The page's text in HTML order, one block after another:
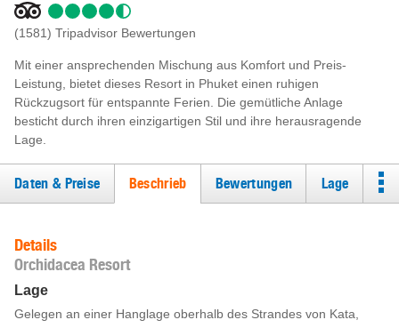
(1581) Tripadvisor Bewertungen
Mit einer ansprechenden Mischung aus Komfort und Preis-
Leistung, bietet dieses Resort in Phuket einen ruhigen
Rückzugsort für entspannte Ferien. Die gemütliche Anlage
besticht durch ihren einzigartigen Stil und ihre herausragende
Lage.
Daten & Preise Beschrieb Bewertungen Lage
Details
Orchidacea Resort
Lage
Gelegen an einer Hanglage oberhalb des Strandes von Kata,